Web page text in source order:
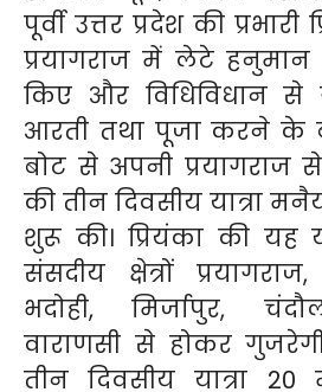
पूर्वी उत्तर प्रदेश की प्रभारी
प्रयागराज में लेटे
किए और विधिविधान से
आरती तथा पूजा करने के
बोट से अपनी प्रयागराज
की तीन दिवसीय यात्रा
शुरू की। प्रियंका की यह
संसदीय क्षेत्रों
भदोही, मिर्जापुर,
वाराणसी से होकर
तीन दिवसीय यात्रा 20